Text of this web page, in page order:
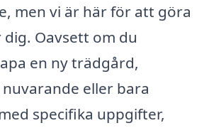
men vi är här för att göra
Oavsett om du
en ny trädgård,
eller bara
specifika uppgifter,